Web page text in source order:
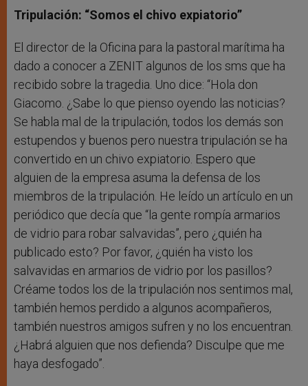
Tripulación: “Somos el chivo expiatorio”
El director de la Oficina para la pastoral marítima ha
dado a conocer a ZENIT algunos de los sms que ha
recibido sobre la tragedia. Uno dice: “Hola don
Giacomo. ¿Sabe lo que pienso oyendo las noticias?
Se habla mal de la tripulación, todos los demás son
estupendos y buenos pero nuestra tripulación se ha
convertido en un chivo expiatorio. Espero que
alguien de la empresa asuma la defensa de los
miembros de la tripulación. He leído un artículo en un
periódico que decía que “la gente rompía armarios
de vidrio para robar salvavidas”, pero ¿quién ha
publicado esto? Por favor, ¿quién ha visto los
salvavidas en armarios de vidrio por los pasillos?
Créame todos los de la tripulación nos sentimos mal,
también hemos perdido a algunos acompañeros,
también nuestros amigos sufren y no los encuentran.
¿Habrá alguien que nos defienda? Disculpe que me
haya desfogado”.